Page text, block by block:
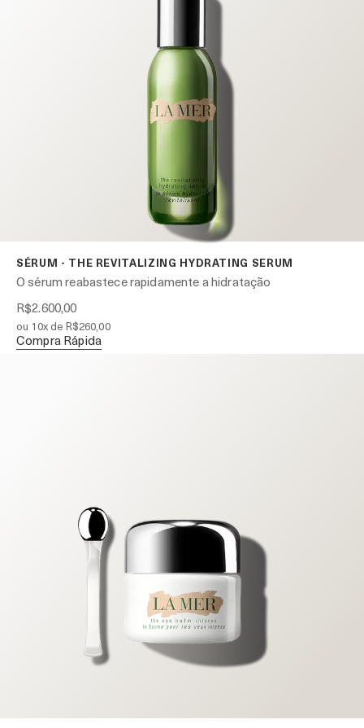
SÉRUM - THE REVITALIZING HYDRATING SERUM
O sérum reabastece rapidamente a hidratação
R$2.600,00
ou 10x de R$260,00
Compra Rápida